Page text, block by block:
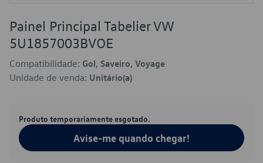
Painel Principal Tabelier VW
5U1857003BVOE
Compatibilidade: Gol, Saveiro, Voyage
Unidade de venda: Unitário(a)
Produto temporariamente esgotado.
Avise-me quando chegar!